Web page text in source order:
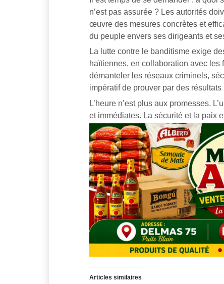
n’est pas assurée ? Les autorités
œuvre des mesures concrètes et
du peuple envers ses dirigeants et
La lutte contre le banditisme exige
haïtiennes, en collaboration avec les
démanteler les réseaux criminels,
impératif de prouver par des
L’heure n’est plus aux promesses.
et immédiates. La sécurité et la paix
Articles similaires